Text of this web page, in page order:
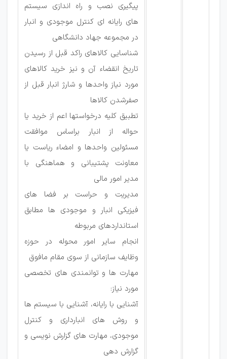
پیگیری نصب و راه اندازی سیستم
های رایانه ای کنترل موجودی و انبار
در مجموعه جهاد دانشگاهی
شناسایی کالاهای راکد قبل از رسیدن
تاریخ انقضاء آن و نیز خرید کالاهای
مورد نیاز واحدها و شارژ انبار قبل از
صفرشدن کالاها
تطبیق کلیه درخواستها اعم از خرید یا
حواله از انبار براساس موافقت
مسئولین واحدها و امضاء ریاست یا
معاونت پشتیبانی و هماهنگی با
مدیر امور مالی
مدیریت و حراست بر فضا های
فیزیکی انبار و موجودی ها مطابق
استانداردهای مربوطه
انجام سایر امور محوله در حوزه
وظایف سازمانی از سوی مقام مافوق
مهارت ها و توانمندی های تخصصی
مورد نیاز:
آشنایی با رایانه، آشنایی با سیستم ها
و روش های انبارداری و کنترل
موجودی، مهارت های گزارش نویسی و
گزارش دهی